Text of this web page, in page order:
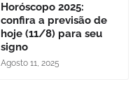
Horóscopo 2025:
confira a previsão de
hoje (11/8) para seu
signo
Agosto 11, 2025